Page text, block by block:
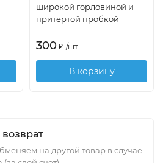
широкой горловиной и
притертой пробкой
300 ₽ /шт.
В корзину
на другой товар в случае